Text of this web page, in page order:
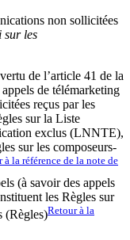
non sollicitées
sur les
de l’article 41 de la
de télémarketing
reçus par les
sur la Liste
exclus (LNNTE),
sur les composeurs-
à la référence de la note de
(à savoir des appels
les Règles sur
(Règles)Retour à la